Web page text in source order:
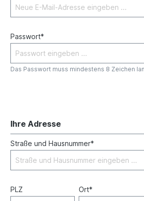
Passwort*
Das Passwort muss mindestens 8 Zeichen
Ihre Adresse
Straße und Hausnummer*
PLZ Ort*